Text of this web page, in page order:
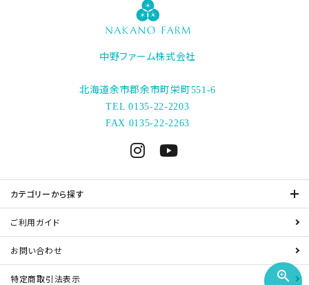
zoom_in
中野ファーム株式会社
北海道余市郡余市町栄町551-6
TEL 0135-22-2203
FAX 0135-22-2263
カテゴリーから探す
ご利用ガイド
お問い合わせ
特定商取引法表示